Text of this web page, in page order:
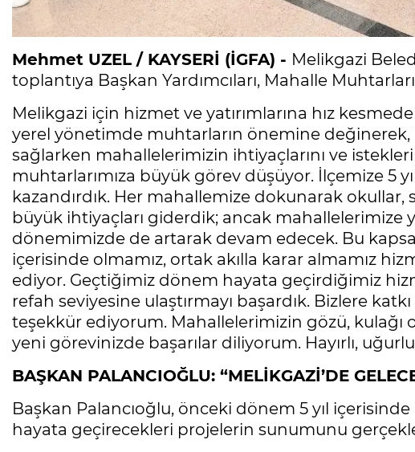
Mehmet UZEL / KAYSERİ (İGFA) - Melikgazi
toplantıya Başkan Yardımcıları, Mahalle
Melikgazi için hizmet ve yatırımlarına hız
yerel yönetimde muhtarların önemine değinerek,
sağlarken mahallelerimizin ihtiyaçlarını ve
muhtarlarımıza büyük görev düşüyor. İlçemize 5
kazandırdık. Her mahallemize dokunarak okullar,
büyük ihtiyaçları giderdik; ancak mahallelerimize
dönemimizde de artarak devam edecek. Bu
içerisinde olmamız, ortak akılla karar almamız
ediyor. Geçtiğimiz dönem hayata geçirdiğimiz
refah seviyesine ulaştırmayı başardık. Bizlere
teşekkür ediyorum. Mahallelerimizin gözü, kulağı
yeni görevinizde başarılar diliyorum. Hayırlı,
BAŞKAN PALANCIOĞLU: “MELİKGAZİ’DE
Başkan Palancıoğlu, önceki dönem 5 yıl
hayata geçirecekleri projelerin sunumunu